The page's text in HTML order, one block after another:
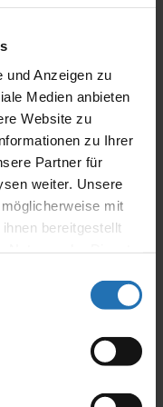
und Anzeigen zu
Medien anbieten
Website zu
zu Ihrer
Partner für
weiter. Unsere
mit
bereitgestellt
sind einen Teil
und Korrekturen
Diese
im
dass
nicht beendet
unterbrechen,
fortzusetzen.